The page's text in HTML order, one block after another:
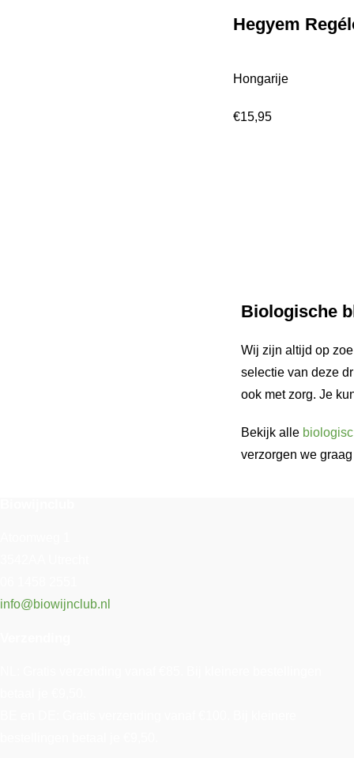
Hegyem
Hongarije
€15,95
Biologische
Wij zijn altijd op
selectie van deze
ook met zorg. Je
Bekijk alle
verzorgen we
info@biowijnclub.nl